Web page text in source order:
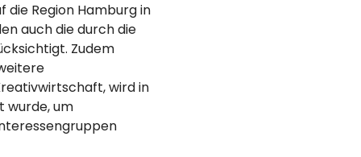
Region Hamburg in
auch die durch die
Zudem
wird in
wurde, um